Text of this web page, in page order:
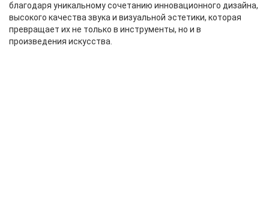
благодаря уникальному сочетанию инновационного дизайна,
высокого качества звука и визуальной эстетики, которая
превращает их не только в инструменты, но и в
произведения искусства.